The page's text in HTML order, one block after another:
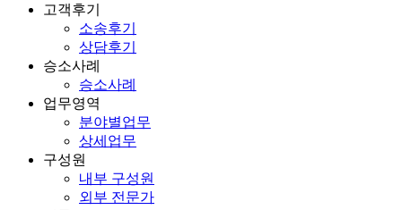
고객후기
소송후기
상담후기
승소사례
승소사례
업무영역
분야별업무
상세업무
구성원
내부 구성원
외부 전문가